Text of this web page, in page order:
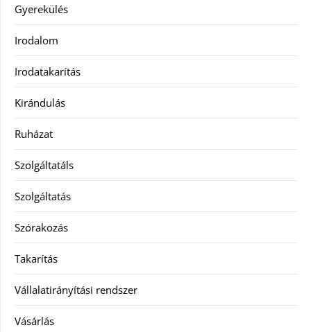
Gyerekülés
Irodalom
Irodatakarítás
Kirándulás
Ruházat
Szolgáltatáls
Szolgáltatás
Szórakozás
Takarítás
Vállalatirányítási rendszer
Vásárlás